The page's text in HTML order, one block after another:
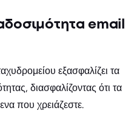
email
εξασφαλίζει τα
διασφαλίζοντας ότι τα
που χρειάζεστε.